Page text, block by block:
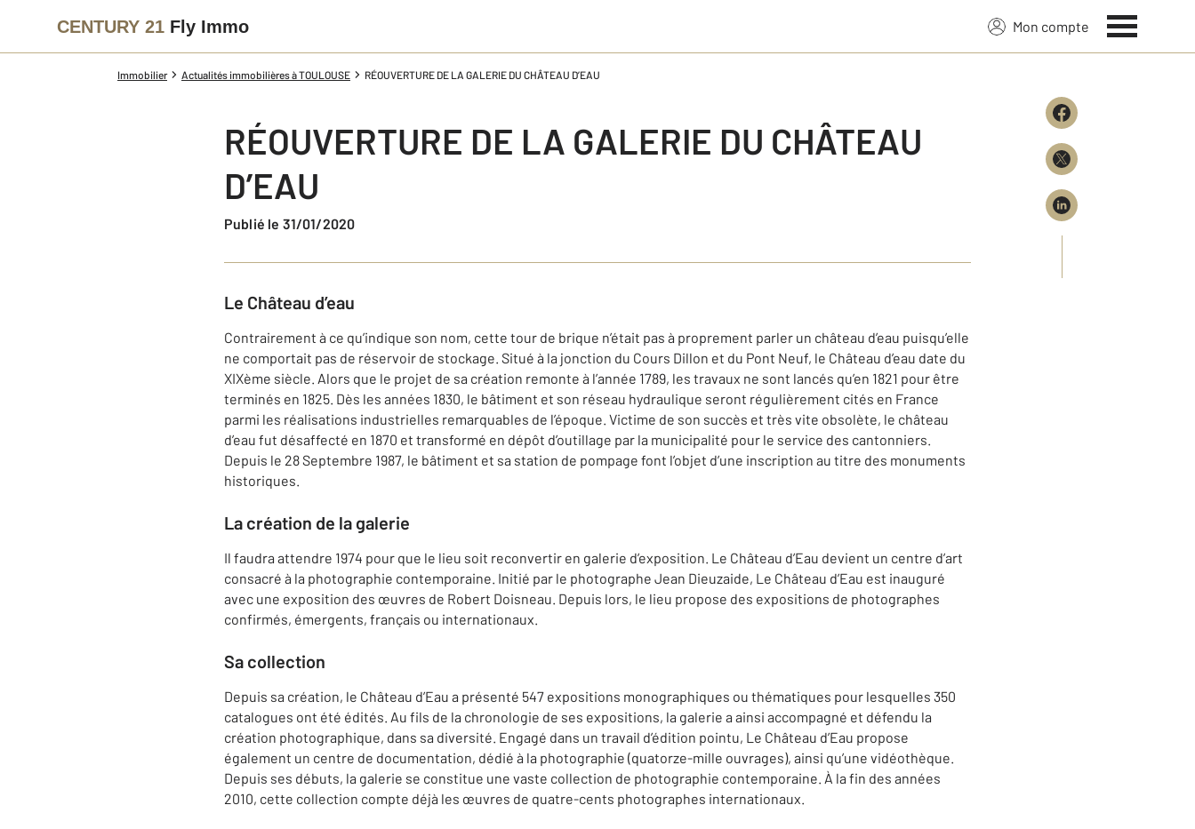
CENTURY 21 Fly Immo Mon compte
Immobilier Actualités immobilières à TOULOUSE RÉOUVERTURE DE LA GALERIE DU CHÂTEAU D’EAU
RÉOUVERTURE DE LA GALERIE DU CHÂTEAU
D’EAU
Publié le 31/01/2020
Le Château d’eau
Contrairement à ce qu’indique son nom, cette tour de brique n’était pas à proprement parler un château d’eau puisqu’elle
ne comportait pas de réservoir de stockage. Situé à la jonction du Cours Dillon et du Pont Neuf, le Château d’eau date du
XIXème siècle. Alors que le projet de sa création remonte à l’année 1789, les travaux ne sont lancés qu’en 1821 pour être
terminés en 1825. Dès les années 1830, le bâtiment et son réseau hydraulique seront régulièrement cités en France
parmi les réalisations industrielles remarquables de l’époque. Victime de son succès et très vite obsolète, le château
d’eau fut désaffecté en 1870 et transformé en dépôt d’outillage par la municipalité pour le service des cantonniers.
Depuis le 28 Septembre 1987, le bâtiment et sa station de pompage font l’objet d’une inscription au titre des monuments
historiques.
La création de la galerie
Il faudra attendre 1974 pour que le lieu soit reconvertir en galerie d’exposition. Le Château d’Eau devient un centre d’art
consacré à la photographie contemporaine. Initié par le photographe Jean Dieuzaide, Le Château d’Eau est inauguré
avec une exposition des œuvres de Robert Doisneau. Depuis lors, le lieu propose des expositions de photographes
confirmés, émergents, français ou internationaux.
Sa collection
Depuis sa création, le Château d’Eau a présenté 547 expositions monographiques ou thématiques pour lesquelles 350
catalogues ont été édités. Au fils de la chronologie de ses expositions, la galerie a ainsi accompagné et défendu la
création photographique, dans sa diversité. Engagé dans un travail d’édition pointu, Le Château d’Eau propose
également un centre de documentation, dédié à la photographie (quatorze-mille ouvrages), ainsi qu’une vidéothèque.
Depuis ses débuts, la galerie se constitue une vaste collection de photographie contemporaine. À la fin des années
2010, cette collection compte déjà les œuvres de quatre-cents photographes internationaux.